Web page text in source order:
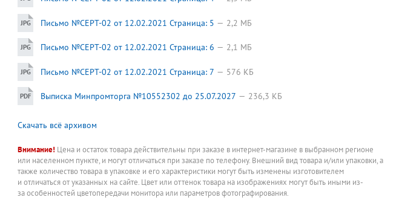
Письмо №СЕРТ-02 от 12.02.2021 Страница: 5 2,2 МБ
Письмо №СЕРТ-02 от 12.02.2021 Страница: 6 2,1 МБ
Письмо №СЕРТ-02 от 12.02.2021 Страница: 7 576 КБ
Выписка Минпромторга №10552302 до 25.07.2027 236,3 КБ
Скачать всё архивом
Внимание! Цена и остаток товара действительны при заказе в интернет-магазине в выбранном регионе
или населенном пункте, и могут отличаться при заказе по телефону. Внешний вид товара и/или упаковки, а
также количество товара в упаковке и его характеристики могут быть изменены изготовителем
и отличаться от указанных на сайте. Цвет или оттенок товара на изображениях могут быть иными из-
за особенностей цветопередачи монитора или параметров фотографирования.